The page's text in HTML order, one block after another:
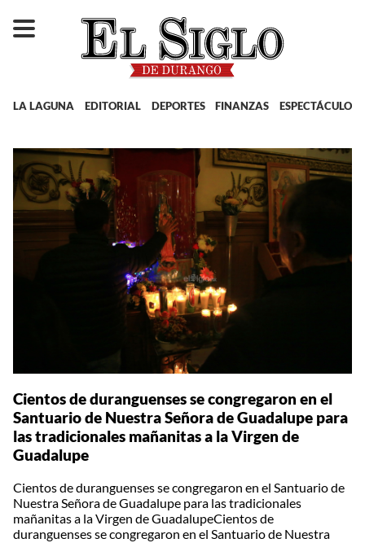
LA LAGUNA EDITORIAL DEPORTES FINANZAS ESPECTÁCULOS
Cientos de duranguenses se congregaron en el
Santuario de Nuestra Señora de Guadalupe para
las tradicionales mañanitas a la Virgen de
Guadalupe
Cientos de duranguenses se congregaron en el Santuario de
Nuestra Señora de Guadalupe para las tradicionales
mañanitas a la Virgen de GuadalupeCientos de
duranguenses se congregaron en el Santuario de Nuestra